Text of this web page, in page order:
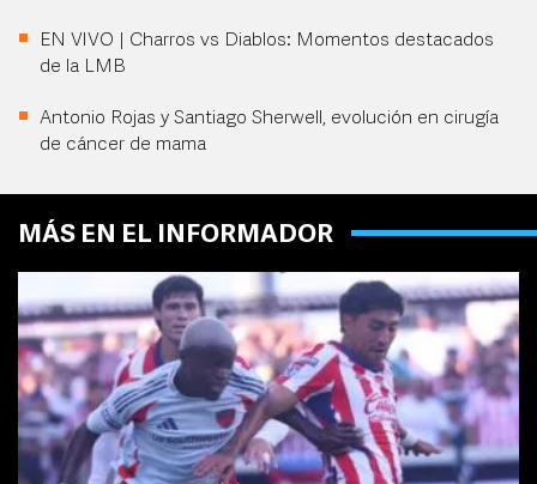
EN VIVO | Charros vs Diablos: Momentos destacados
de la LMB
Antonio Rojas y Santiago Sherwell, evolución en cirugía
de cáncer de mama
MÁS EN EL INFORMADOR